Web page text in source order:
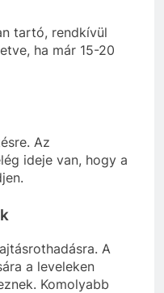
tartó, rendkívül
ha már 15-20
Az
ideje van, hogy a
A
a leveleken
Komolyabb